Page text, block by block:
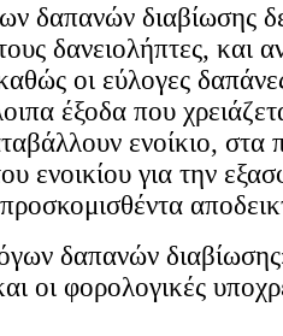
δαπανών διαβίωσης
δανειολήπτες, και
οι εύλογες
έξοδα που
ενοίκιο,
ενοικίου για την
δαπανών
οι φορολογικές